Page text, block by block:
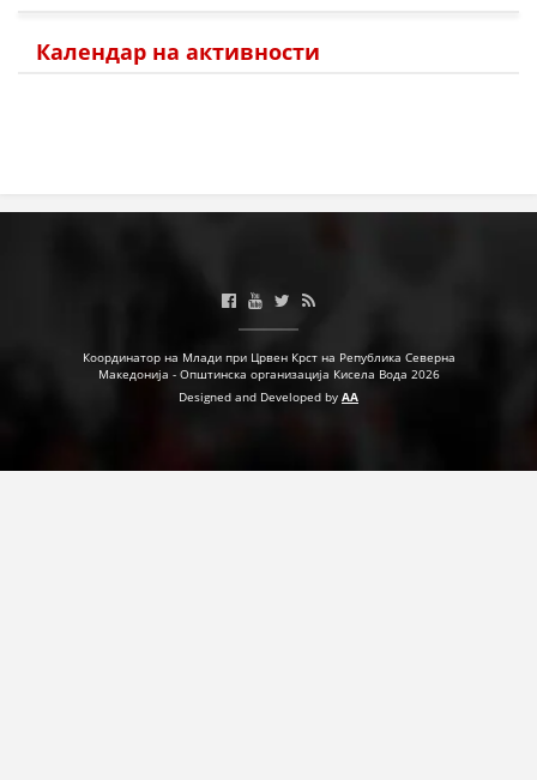
Календар на активности
Координатор на Млади при Црвен Крст на Република Северна
Македонија - Општинска организација Кисела Вода 2026
Designed and Developed by AA